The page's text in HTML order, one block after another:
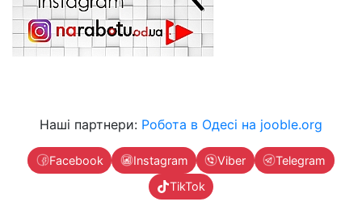
Наші партнери: Робота в Одесі на jooble.org
Facebook Instagram Viber
Telegram
TikTok